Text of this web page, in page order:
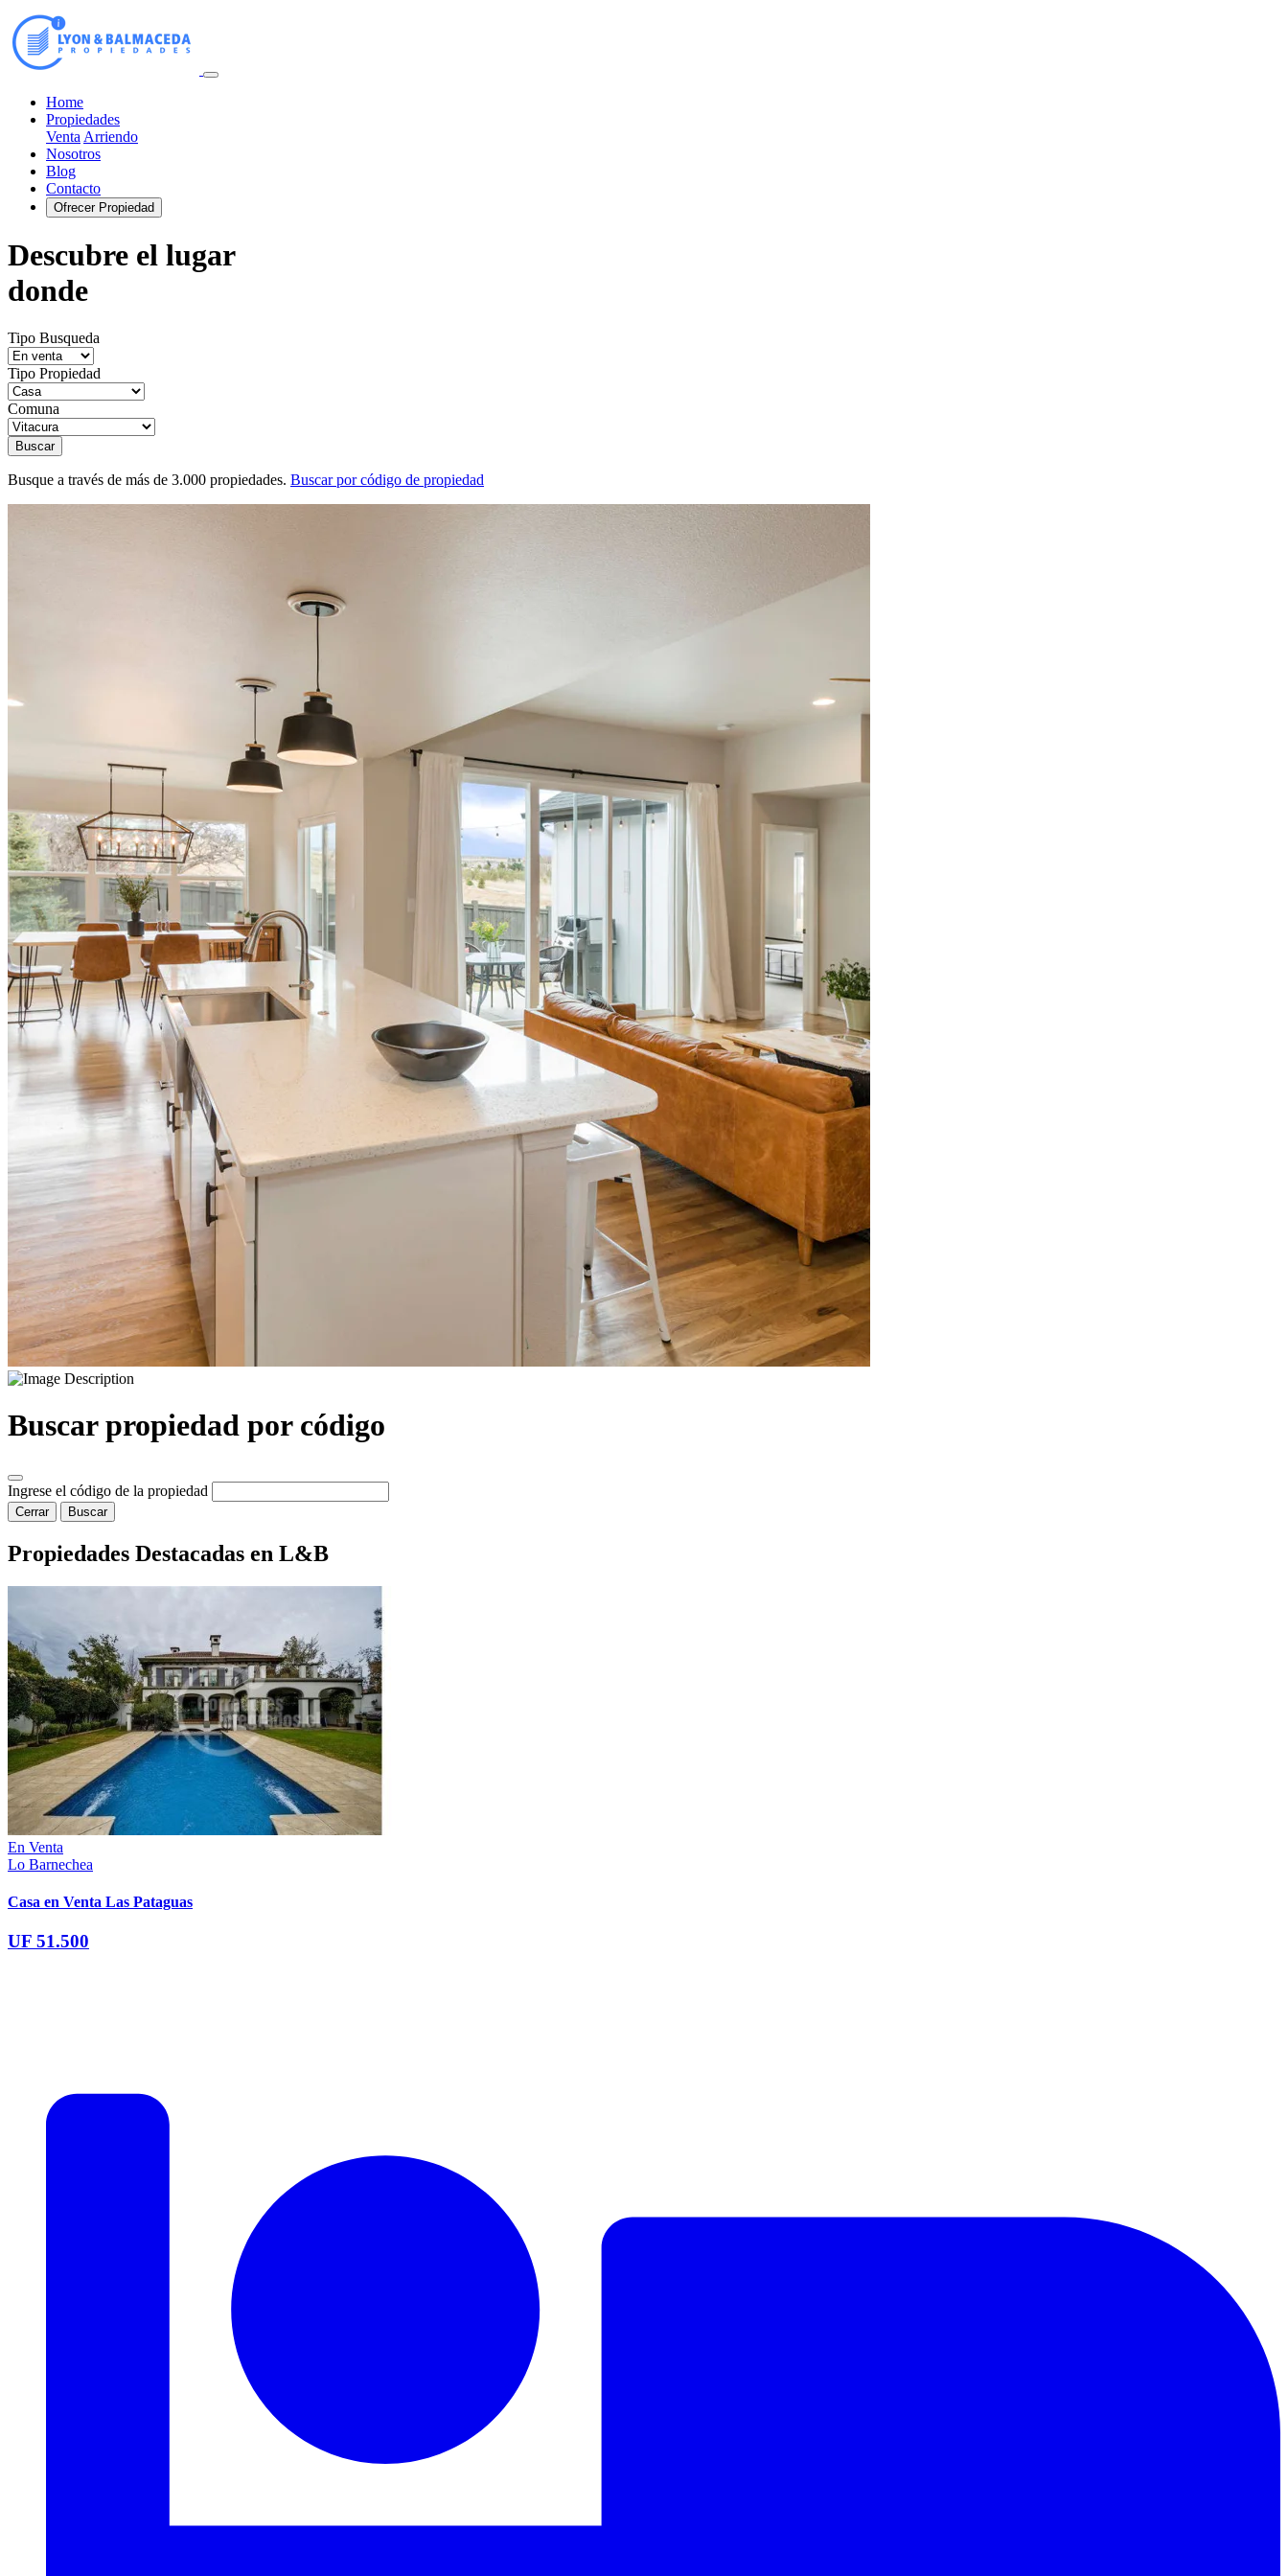
Home
Propiedades
Venta Arriendo
Nosotros
Blog
Contacto
Ofrecer Propiedad
Descubre el lugar
donde
Tipo Busqueda
Tipo Propiedad
Comuna
Buscar
Busque a través de más de 3.000 propiedades. Buscar por código de propiedad
Buscar propiedad por código
Ingrese el código de la propiedad
Cerrar Buscar
Propiedades Destacadas en L&B
En Venta
Lo Barnechea
Casa en Venta Las Pataguas
UF 51.500